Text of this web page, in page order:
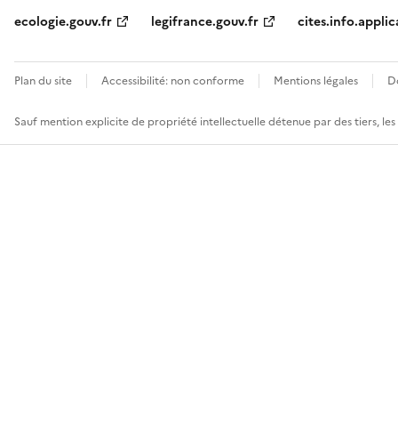
ecologie.gouv.fr
legifrance.gouv.fr
Plan du site Accessibilité: non conforme Mentions légales
Sauf mention explicite de propriété intellectuelle détenue par des tiers,